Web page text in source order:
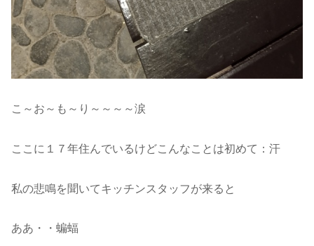
こ～お～も～り～～～～涙
ここに１７年住んでいるけどこんなことは初めて：汗
私の悲鳴を聞いてキッチンスタッフが来ると
ああ・・蝙蝠